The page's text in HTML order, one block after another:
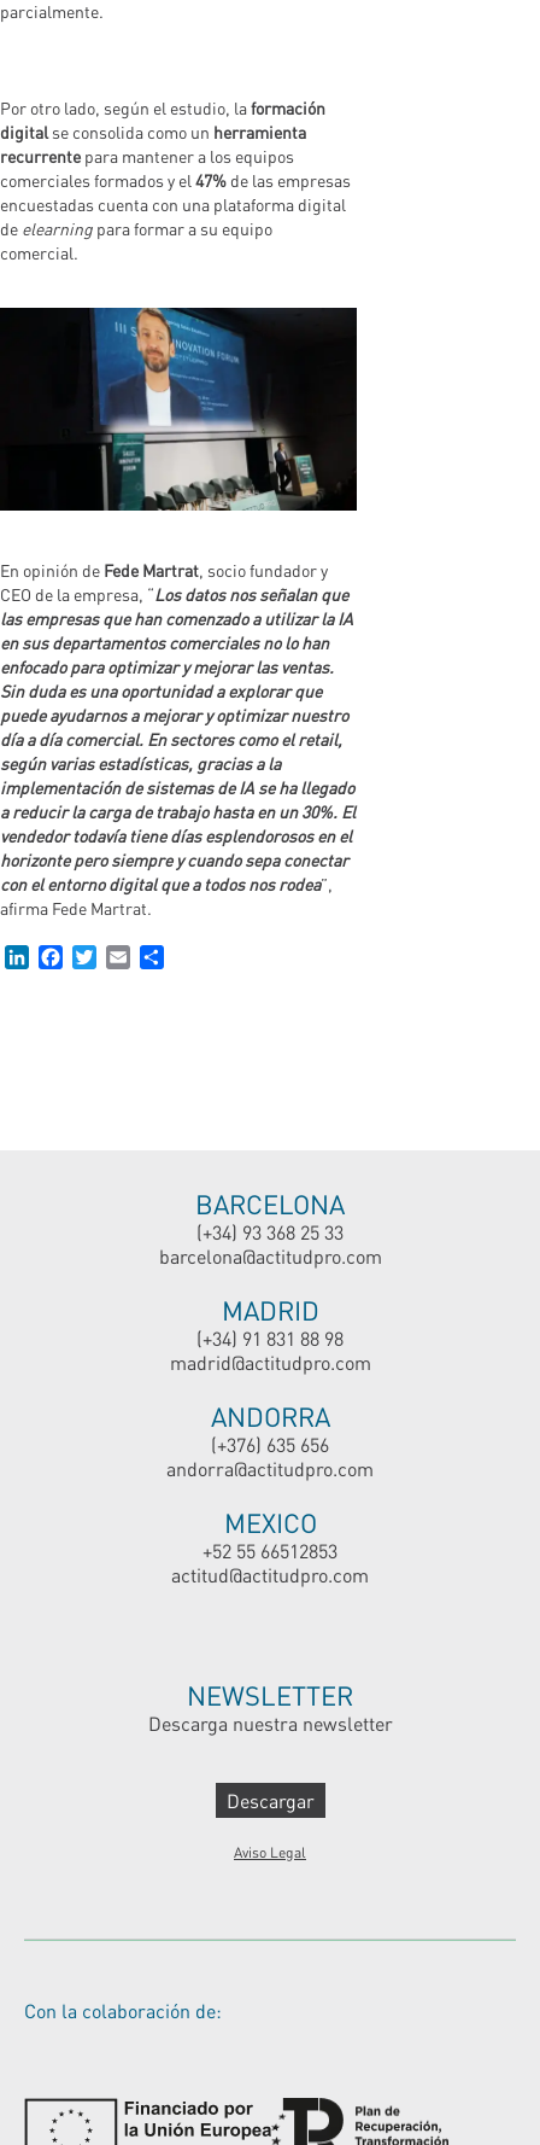
parcialmente.
Por otro lado, según el estudio, laformación
digitalse consolida como un herramienta
recurrente para mantener a los equipos
comerciales formados y el47% de las empresas
encuestadas cuenta con una plataforma digital
de elearning para formar a su equipo
comercial.
En opinión de Fede Martrat, socio fundador y
CEO de la empresa, “Los datos nos señalan que
las empresas que han comenzado a utilizar la IA
en sus departamentos comerciales no lo han
enfocado para optimizar y mejorar las ventas.
Sin duda es una oportunidad a explorar que
puede ayudarnos a mejorar y optimizar nuestro
día a día comercial. En sectores como el retail,
según varias estadísticas, gracias a la
implementación de sistemas de IA se ha llegado
a reducir la carga de trabajo hasta en un 30%. El
vendedor todavía tiene días esplendorosos en el
horizonte pero siempre y cuando sepa conectar
con el entorno digital que a todos nos rodea”,
afirma Fede Martrat.
LinkedInFacebookTwitterEmail
BARCELONA
(+34) 93 368 25 33
barcelona@actitudpro.com
MADRID
(+34) 91 831 88 98
madrid@actitudpro.com
ANDORRA
(+376) 635 656
andorra@actitudpro.com
MEXICO
+52 55 66512853
actitud@actitudpro.com
NEWSLETTER
Descarga nuestra newsletter
Descargar
Aviso Legal
Con la colaboración de: